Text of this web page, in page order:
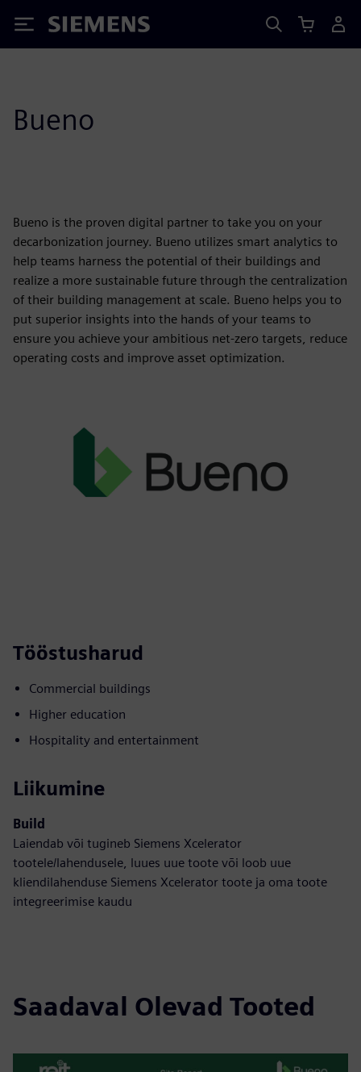
Siemens
Bueno
Bueno is the proven digital partner to take you on your
decarbonization journey. Bueno utilizes smart analytics to
help teams harness the potential of their buildings and
realize a more sustainable future through the centralization
of their building management at scale. Bueno helps you to
put superior insights into the hands of your teams to
ensure you achieve your ambitious net-zero targets, reduce
operating costs and improve asset optimization.
Tööstusharud
Commercial buildings
Higher education
Hospitality and entertainment
Liikumine
Build
Laiendab või tugineb Siemens Xcelerator
tootele/lahendusele, luues uue toote või loob uue
kliendilahenduse Siemens Xcelerator toote ja oma toote
integreerimise kaudu
Saadaval Olevad Tooted